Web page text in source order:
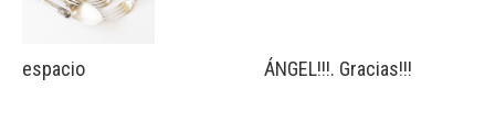
espacio ÁNGEL!!!. Gracias!!!